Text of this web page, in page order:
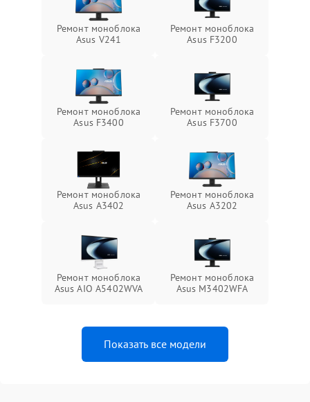
Ремонт моноблока
Asus V241
Ремонт моноблока
Asus F3200
Ремонт моноблока
Asus F3400
Ремонт моноблока
Asus F3700
Ремонт моноблока
Asus A3402
Ремонт моноблока
Asus A3202
Ремонт моноблока
Asus AIO A5402WVA
Ремонт моноблока
Asus M3402WFA
Показать все модели